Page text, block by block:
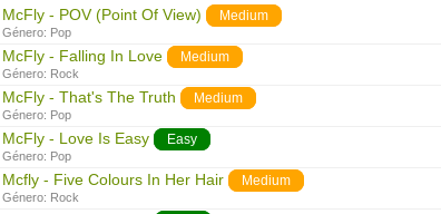
McFly - POV (Point Of View) Medium
Género: Pop
McFly - Falling In Love Medium
Género: Rock
McFly - That's The Truth Medium
Género: Pop
McFly - Love Is Easy Easy
Género: Pop
Mcfly - Five Colours In Her Hair Medium
Género: Rock